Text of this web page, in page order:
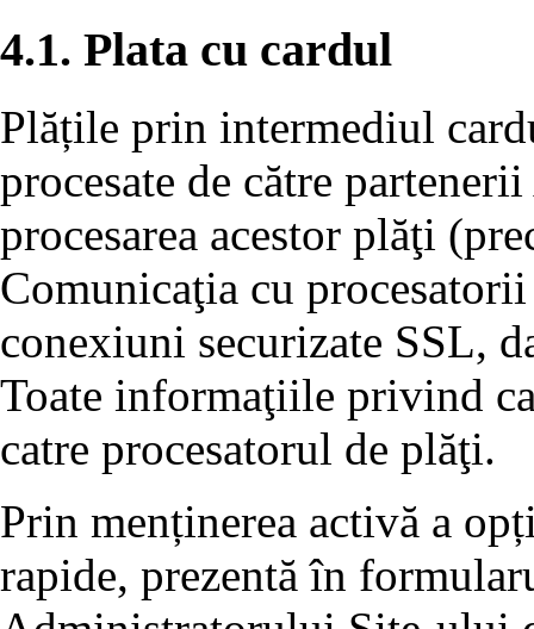
4.1. Plata cu cardul
Plățile prin intermediul
procesate de către
procesarea acestor plăţi
Comunicaţia cu
conexiuni securizate SSL,
Toate informaţiile privind
catre procesatorul de plăţi.
Prin menținerea activă a
rapide, prezentă în